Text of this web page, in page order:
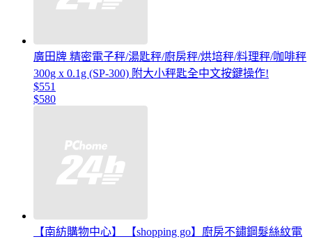
廣田牌 精密電子秤/湯匙秤/廚房秤/烘培秤/料理秤/咖啡秤
300g x 0.1g (SP-300) 附大小秤匙全中文按鍵操作!
$551
$580
【南紡購物中心】 【shopping go】廚房不鏽鋼髮絲紋電